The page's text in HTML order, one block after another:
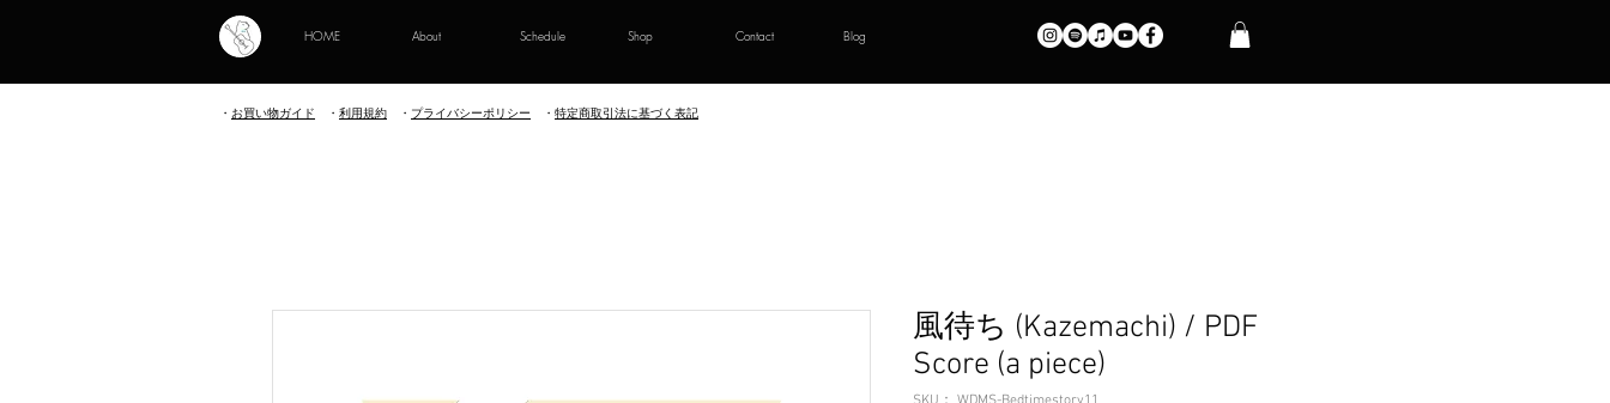
HOME About Schedule Shop Contact Blog
・ お買い物ガイド ・ 利用規約 ・ プライバシーポリシー ・ 特定商取引法に基づく表記
風待ち (Kazemachi) / PDF
Score (a piece)